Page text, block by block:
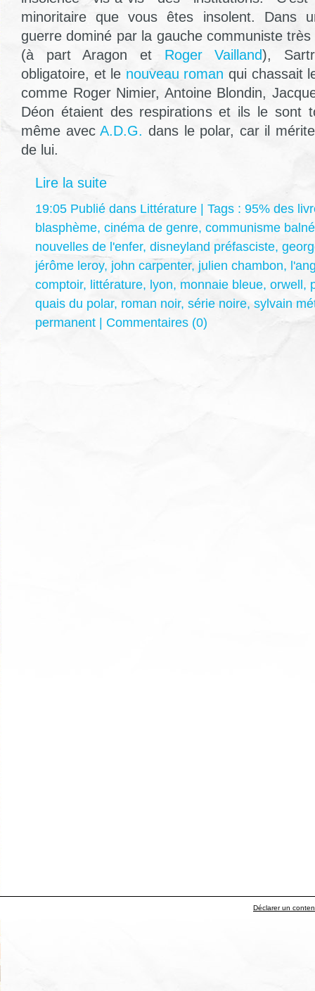
minoritaire que vous êtes insolent. Dans
guerre dominé par la gauche communiste
(à part Aragon et Roger Vailland),
obligatoire, et le nouveau roman qui chassait
comme Roger Nimier, Antoine Blondin,
Déon étaient des respirations et ils le sont
même avecA.D.G. dans le polar, car il
de lui.
Lire la suite
19:05 Publié dans Littérature | Tags : 95% des
blasphème, cinéma de genre, communisme
nouvelles de l'enfer, disneyland préfasciste,
jérôme leroy, john carpenter, julien chambon,
comptoir, littérature, lyon, monnaie bleue, orwell,
quais du polar, roman noir, série noire, sylvain
permanent | Commentaires (0)
Déclarer un